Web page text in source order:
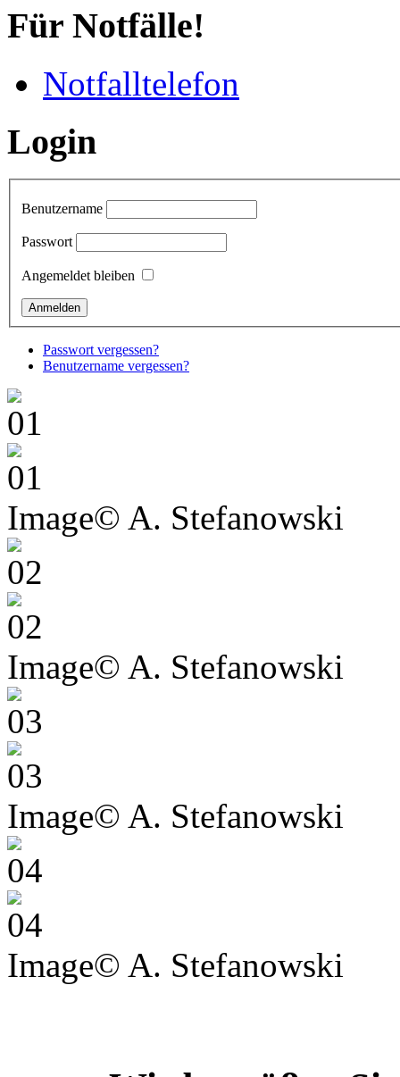
Für Notfälle!
Notfalltelefon
Login
Benutzername
Passwort
Angemeldet bleiben
Passwort vergessen?
Benutzername vergessen?
Image© A. Stefanowski
Image© A. Stefanowski
Image© A. Stefanowski
Image© A. Stefanowski